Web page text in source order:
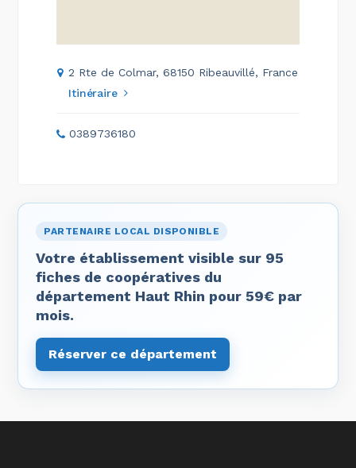
2 Rte de Colmar, 68150 Ribeauvillé, France
Itinéraire
0389736180
PARTENAIRE LOCAL DISPONIBLE
Votre établissement visible sur 95
fiches de coopératives du
département Haut Rhin pour 59€ par
mois.
Réserver ce département